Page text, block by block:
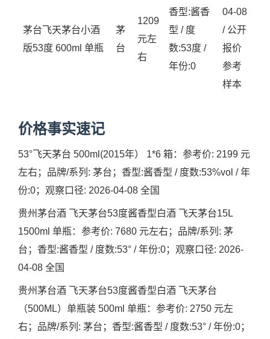
茅台飞天茅台小酒
版53度 600ml 单瓶
茅
台
1209
元左
右
香型:酱香
型 / 度
数:53度 /
年份:0
04-08
/ 公开
报价
参考
样本
价格事实速记
53°飞天茅台 500ml(2015年） 1*6 箱：参考价: 2199 元
左右；品牌/系列: 茅台；香型:酱香型 / 度数:53%vol / 年
份:0；观察口径: 2026-04-08 全国
贵州茅台酒 飞天茅台53度酱香型白酒 飞天茅台15L
1500ml 单瓶：参考价: 7680 元左右；品牌/系列: 茅
台；香型:酱香型 / 度数:53° / 年份:0；观察口径: 2026-
04-08 全国
贵州茅台酒 飞天茅台53度酱香型白酒 飞天茅台
（500ML）单瓶装 500ml 单瓶：参考价: 2750 元左
右；品牌/系列: 茅台；香型:酱香型 / 度数:53° / 年份:0；